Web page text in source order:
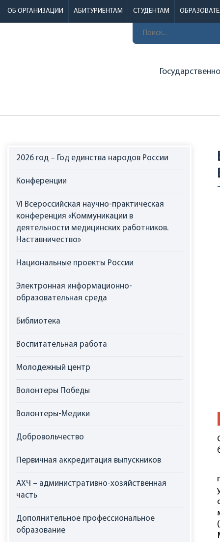
ОБ ОРГАНИЗАЦИИ АБИТУРИЕНТАМ СТУДЕНТАМ
2026 год – Год единства народов России
Конференции
VI Всероссийская научно-практическая
конференция «Коммуникации в
деятельности медицинских работников.
Наставничество»
Национальные проекты России
Электронная информационно-
образовательная среда
Библиотека
Воспитательная работа
Молодежный центр
Волонтеры Победы
Волонтеры-Медики
Добровольчество
Первичная аккредитация выпускников
АХЧ – административно-хозяйственная
часть
Дополнительное профессиональное
образование